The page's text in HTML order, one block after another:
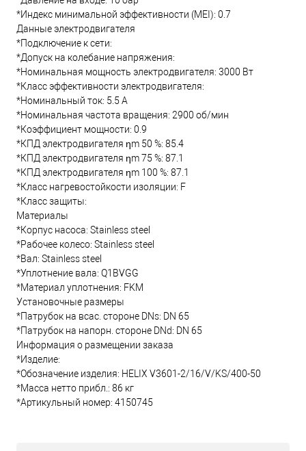
*Индекс минимальной эффективности (MEI): 0.7
Данные электродвигателя
*Подключение к сети:
*Допуск на колебание напряжения:
*Номинальная мощность электродвигателя: 3000 Вт
*Класс эффективности электродвигателя:
*Номинальный ток: 5.5 А
*Номинальная частота вращения: 2900 об/мин
*Коэффициент мощности: 0.9
*КПД электродвигателя ηm 50 %: 85.4
*КПД электродвигателя ηm 75 %: 87.1
*КПД электродвигателя ηm 100 %: 87.1
*Класс нагревостойкости изоляции: F
*Класс защиты:
Материалы
*Корпус насоса: Stainless steel
*Рабочее колесо: Stainless steel
*Вал: Stainless steel
*Уплотнение вала: Q1BVGG
*Материал уплотнения: FKM
Установочные размеры
*Патрубок на всас. стороне DNs: DN 65
*Патрубок на напорн. стороне DNd: DN 65
Информация о размещении заказа
*Изделие:
*Обозначение изделия: HELIX V3601-2/16/V/KS/400-50
*Масса нетто прибл.: 86 кг
*Артикульный номер: 4150745